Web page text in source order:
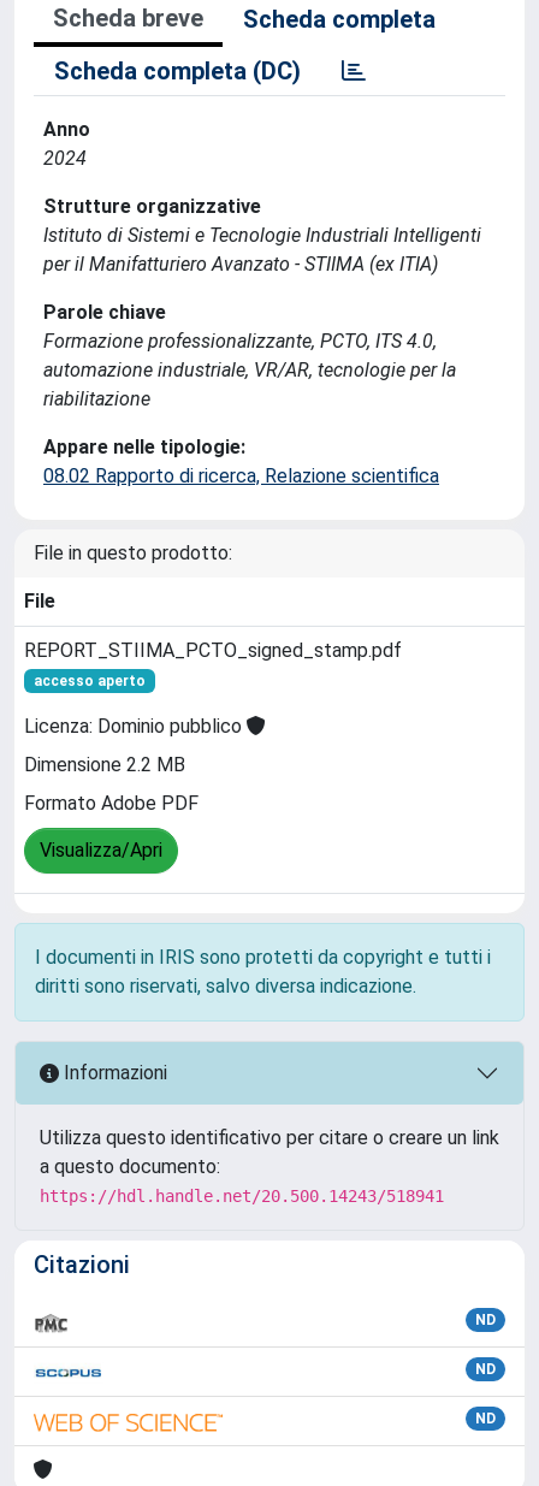
Scheda breve
Scheda completa
Scheda completa (DC)
Anno
2024
Strutture organizzative
Istituto di Sistemi e Tecnologie Industriali Intelligenti
per il Manifatturiero Avanzato - STIIMA (ex ITIA)
Parole chiave
Formazione professionalizzante, PCTO, ITS 4.0,
automazione industriale, VR/AR, tecnologie per la
riabilitazione
Appare nelle tipologie:
08.02 Rapporto di ricerca, Relazione scientifica
File in questo prodotto:
File
REPORT_STIIMA_PCTO_signed_stamp.pdf
accesso aperto
Licenza: Dominio pubblico
Dimensione 2.2 MB
Formato Adobe PDF
Visualizza/Apri
I documenti in IRIS sono protetti da copyright e tutti i
diritti sono riservati, salvo diversa indicazione.
Informazioni
Utilizza questo identificativo per citare o creare un link
a questo documento:
https://hdl.handle.net/20.500.14243/518941
Citazioni
ND
ND
ND